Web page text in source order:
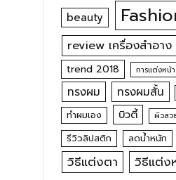
beauty
review เครื่องสำอาง
trend 2018 การแต่งหน้า
ทรงผม ทรงผมสั้น
ทำผมเอง บิวตี้ ผิวสว
รีวิวลิปสติก ลดน้ำหนัก
วิธีแต่งตา วิธีแต่ง